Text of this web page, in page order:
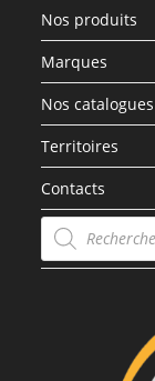
Nos produits
Marques
Nos catalogues
Territoires
Contacts
Recherche
de
produits